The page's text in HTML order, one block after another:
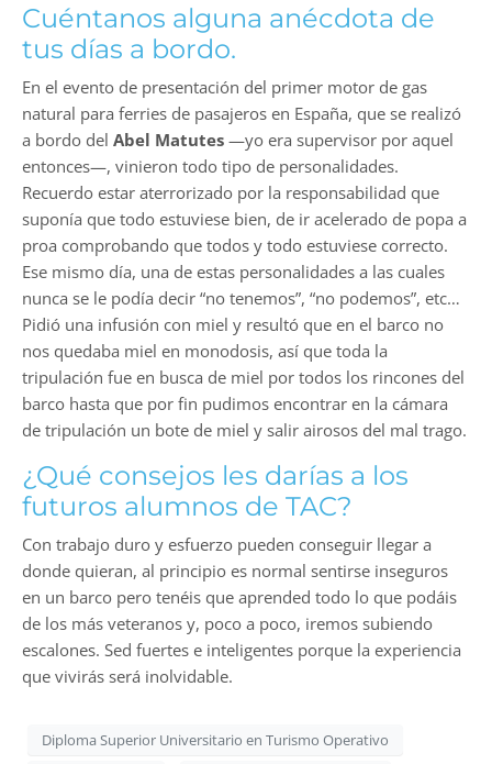
Cuéntanos alguna anécdota de
tus días a bordo.
En el evento de presentación del primer motor de gas
natural para ferries de pasajeros en España, que se realizó
a bordo del Abel Matutes —yo era supervisor por aquel
entonces—, vinieron todo tipo de personalidades.
Recuerdo estar aterrorizado por la responsabilidad que
suponía que todo estuviese bien, de ir acelerado de popa a
proa comprobando que todos y todo estuviese correcto.
Ese mismo día, una de estas personalidades a las cuales
nunca se le podía decir “no tenemos”, “no podemos”, etc…
Pidió una infusión con miel y resultó que en el barco no
nos quedaba miel en monodosis, así que toda la
tripulación fue en busca de miel por todos los rincones del
barco hasta que por fin pudimos encontrar en la cámara
de tripulación un bote de miel y salir airosos del mal trago.
¿Qué consejos les darías a los
futuros alumnos de TAC?
Con trabajo duro y esfuerzo pueden conseguir llegar a
donde quieran, al principio es normal sentirse inseguros
en un barco pero tenéis que aprended todo lo que podáis
de los más veteranos y, poco a poco, iremos subiendo
escalones. Sed fuertes e inteligentes porque la experiencia
que vivirás será inolvidable.
Diploma Superior Universitario en Turismo Operativo